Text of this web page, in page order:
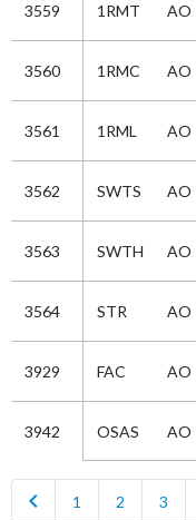
3559 1RMT AO
3560 1RMC AO
3561 1RML AO
3562 SWTS AO
3563 SWTH AO
3564 STR AO
3929 FAC AO
3942 OSAS AO
chevron_left 1 2 3